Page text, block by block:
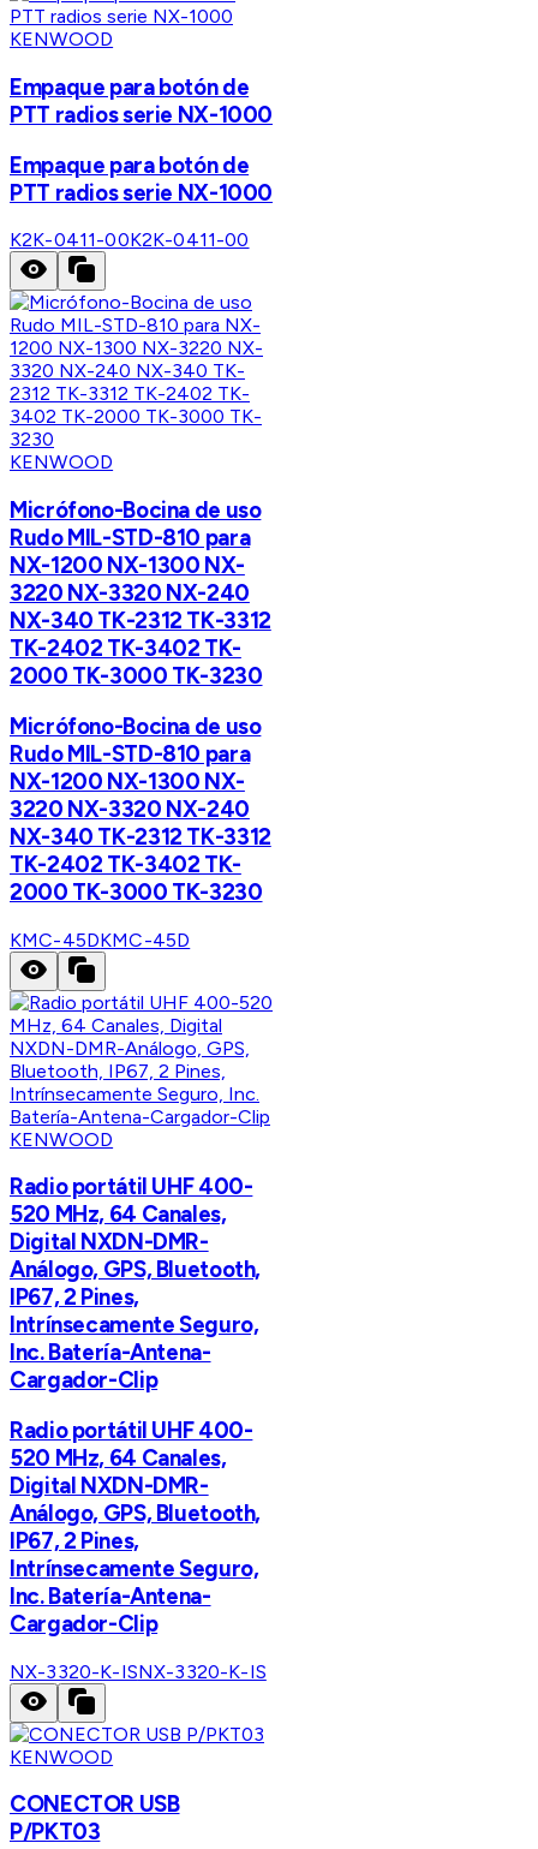
KENWOOD
Empaque para botón de
PTT radios serie NX-1000
Empaque para botón de
PTT radios serie NX-1000
K2K-0411-00K2K-0411-00
KENWOOD
Micrófono-Bocina de uso
Rudo MIL-STD-810 para
NX-1200 NX-1300 NX-
3220 NX-3320 NX-240
NX-340 TK-2312 TK-3312
TK-2402 TK-3402 TK-
2000 TK-3000 TK-3230
Micrófono-Bocina de uso
Rudo MIL-STD-810 para
NX-1200 NX-1300 NX-
3220 NX-3320 NX-240
NX-340 TK-2312 TK-3312
TK-2402 TK-3402 TK-
2000 TK-3000 TK-3230
KMC-45DKMC-45D
KENWOOD
Radio portátil UHF 400-
520 MHz, 64 Canales,
Digital NXDN-DMR-
Análogo, GPS, Bluetooth,
IP67, 2 Pines,
Intrínsecamente Seguro,
Inc. Batería-Antena-
Cargador-Clip
Radio portátil UHF 400-
520 MHz, 64 Canales,
Digital NXDN-DMR-
Análogo, GPS, Bluetooth,
IP67, 2 Pines,
Intrínsecamente Seguro,
Inc. Batería-Antena-
Cargador-Clip
NX-3320-K-ISNX-3320-K-IS
KENWOOD
CONECTOR USB
P/PKT03